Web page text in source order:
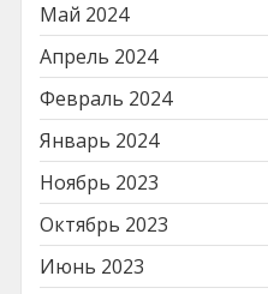
Май 2024
Апрель 2024
Февраль 2024
Январь 2024
Ноябрь 2023
Октябрь 2023
Июнь 2023